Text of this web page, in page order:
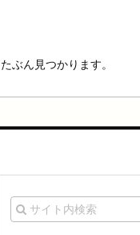
ぶん見つかります。